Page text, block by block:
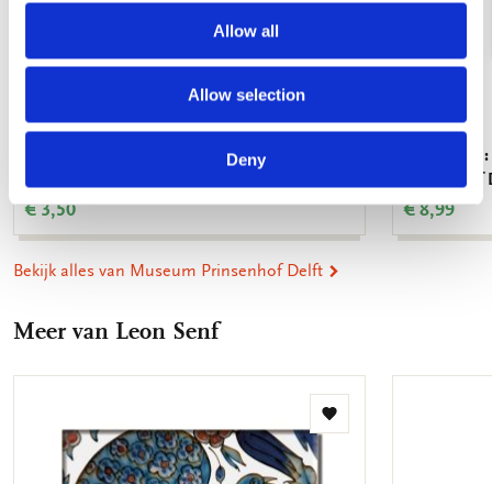
Allow all
Allow selection
Deny
Koelkastmagneet: Pauw, Leon Senf, Museum
€ 3,50
Prinsenhof
€ 8,99
Bekijk alles van Museum Prinsenhof Delft
Meer van Leon Senf
Toevoegen